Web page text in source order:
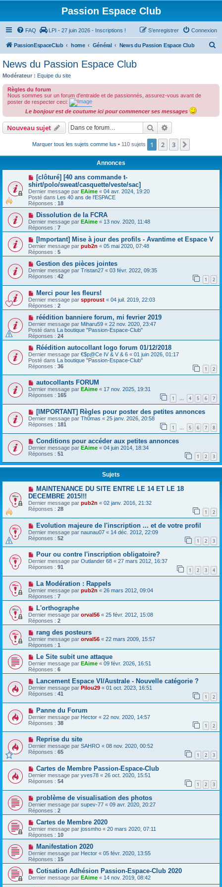
Passion Espace Club
FAQ LPI - 27 juin 2026 - Inscriptions ! Connexion
S’enregistrer
PassionEspaceClub home Général News du Passion Espace Club
c
News du Passion Espace Club
Modérateur : Equipe du site
Règles du forum
Nous sommes sur un forum d'entraide et de passionnés, assurez-vous avant de
poster de respecter ceci:
Le bonjour est de coutume ici pour commencer ses messages
Nouveau sujet Rechercher
Marquer tous les sujets comme lus • 110 sujets 1 2 3
Annonces
[clôturé] [40 ans commande t-
shirt/polo/sweat/casquette/veste/sac]
Dernier message par EAime « 04 avr. 2024, 19:20
Posté dans Les 40 ans de l'ESPACE
Réponses : 18
Dissolution de la FCRA
Dernier message par EAime « 13 nov. 2020, 11:48
Réponses : 7
[Important] Mise à jour des profils - Avantime et Espace V
Dernier message par pub2n « 05 mai 2020, 07:48
Réponses : 5
Gestion des pièces jointes
Dernier message par Tristan27 « 03 févr. 2022, 09:35
Réponses : 42 1 2
Merci pour les fleurs!
Dernier message par spproust « 04 juil. 2019, 22:03
Réponses : 2
réédition banniere forum, mi fevrier 2019
Dernier message par Miharu59 « 22 nov. 2020, 23:47
Posté dans La boutique "Passion-Espace-Club"
Réponses : 24
Réédition autocollant logo forum 01/12/2018
Dernier message par €$p@Ce IV & V & 6 « 01 juin 2026, 01:17
Posté dans La boutique "Passion-Espace-Club"
Réponses : 36 1 2
autocollants FORUM
Dernier message par EAime « 17 nov. 2025, 19:31
Réponses : 165 1 … 4 5 6 7
[IMPORTANT] Règles pour poster des petites annonces
Dernier message par Th0mas « 25 janv. 2026, 20:58
Réponses : 181 1 … 5 6 7 8
Conditions pour accéder aux petites annonces
Dernier message par EAime « 04 juin 2014, 18:34
Réponses : 51 1 2 3
Sujets
MAINTENANCE DU SITE ENTRE LE 14 ET LE 18
DECEMBRE 2015!!!
Dernier message par pub2n « 02 janv. 2016, 21:32
Réponses : 28 1 2
Evolution majeure de l'inscription ... et de votre profil
Dernier message par naunau07 « 14 déc. 2012, 22:09
Réponses : 52 1 2 3
Pour ou contre l'inscription obligatoire?
Dernier message par Outlander 68 « 27 mars 2012, 16:37
Réponses : 91 1 2 3 4
La Modération : Rappels
Dernier message par pub2n « 26 mars 2012, 09:04
Réponses : 7
L'orthographe
Dernier message par orval56 « 25 févr. 2012, 15:08
Réponses : 2
rang des posteurs
Dernier message par orval56 « 22 mars 2009, 15:57
Réponses : 1
Le Site subit une attaque
Dernier message par EAime « 09 févr. 2026, 16:51
Réponses : 6
Lancement Espace VI/Australe - Nouvelle catégorie ?
Dernier message par Pilou29 « 01 oct. 2023, 16:51
Réponses : 41 1 2
Panne du Forum
Dernier message par Hector « 22 nov. 2020, 14:57
Réponses : 38 1 2
Reprise du site
Dernier message par SAHRO « 08 nov. 2020, 00:52
Réponses : 65 1 2 3
Cartes de Membre Passion-Espace-Club
Dernier message par yves78 « 26 oct. 2020, 15:51
Réponses : 54 1 2 3
problème de visualisation des photos
Dernier message par supev-77 « 09 avr. 2020, 20:27
Réponses : 2
Cartes de Membre 2020
Dernier message par jossmho « 20 mars 2020, 07:11
Réponses : 10
Manifestation 2020
Dernier message par Hector « 05 févr. 2020, 13:55
Réponses : 15
Cotisation Adhésion Passion-Espace-Club 2020
Dernier message par EAime « 14 nov. 2019, 08:42